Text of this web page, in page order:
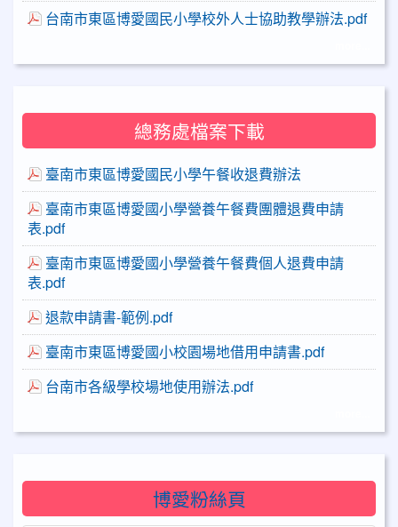
台南市東區博愛國民小學校外人士協助教學辦法.pdf
總務處檔案下載
臺南市東區博愛國民小學午餐收退費辦法
臺南市東區博愛國小學營養午餐費團體退費申請
表.pdf
臺南市東區博愛國小學營養午餐費個人退費申請
表.pdf
退款申請書-範例.pdf
臺南市東區博愛國小校園場地借用申請書.pdf
台南市各級學校場地使用辦法.pdf
博愛粉絲頁